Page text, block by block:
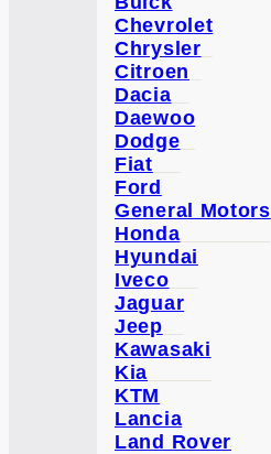
Chevrolet
Chrysler
Citroen
Dacia
Daewoo
Dodge
Fiat
Ford
General Motors
Honda
Hyundai
Iveco
Jaguar
Jeep
Kawasaki
Kia
KTM
Lancia
Land Rover